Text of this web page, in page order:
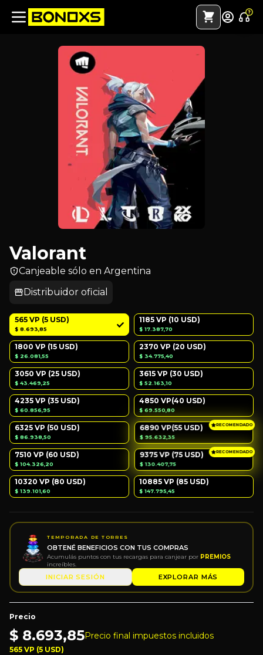
Valorant
Canjeable sólo en Argentina
Distribuidor oficial
565 VP (5 USD)
$ 8.693,85
1185 VP (10 USD)
$ 17.387,70
1800 VP (15 USD)
$ 26.081,55
2370 VP (20 USD)
$ 34.775,40
3050 VP (25 USD)
$ 43.469,25
3615 VP (30 USD)
$ 52.163,10
4235 VP (35 USD)
$ 60.856,95
4850 VP(40 USD)
$ 69.550,80
6325 VP (50 USD)
$ 86.938,50
RECOMENDADO
6890 VP(55 USD)
$ 95.632,35
7510 VP (60 USD)
$ 104.326,20
RECOMENDADO
9375 VP (75 USD)
$ 130.407,75
10320 VP (80 USD)
$ 139.101,60
10885 VP (85 USD)
$ 147.795,45
TEMPORADA DE TORRES
OBTENÉ BENEFICIOS CON TUS COMPRAS
Acumulás puntos con tus recargas para canjear por PREMIOS
increíbles.
INICIAR SESIÓN EXPLORAR MÁS
Precio
$ 8.693,85Precio final impuestos incluidos
565 VP (5 USD)